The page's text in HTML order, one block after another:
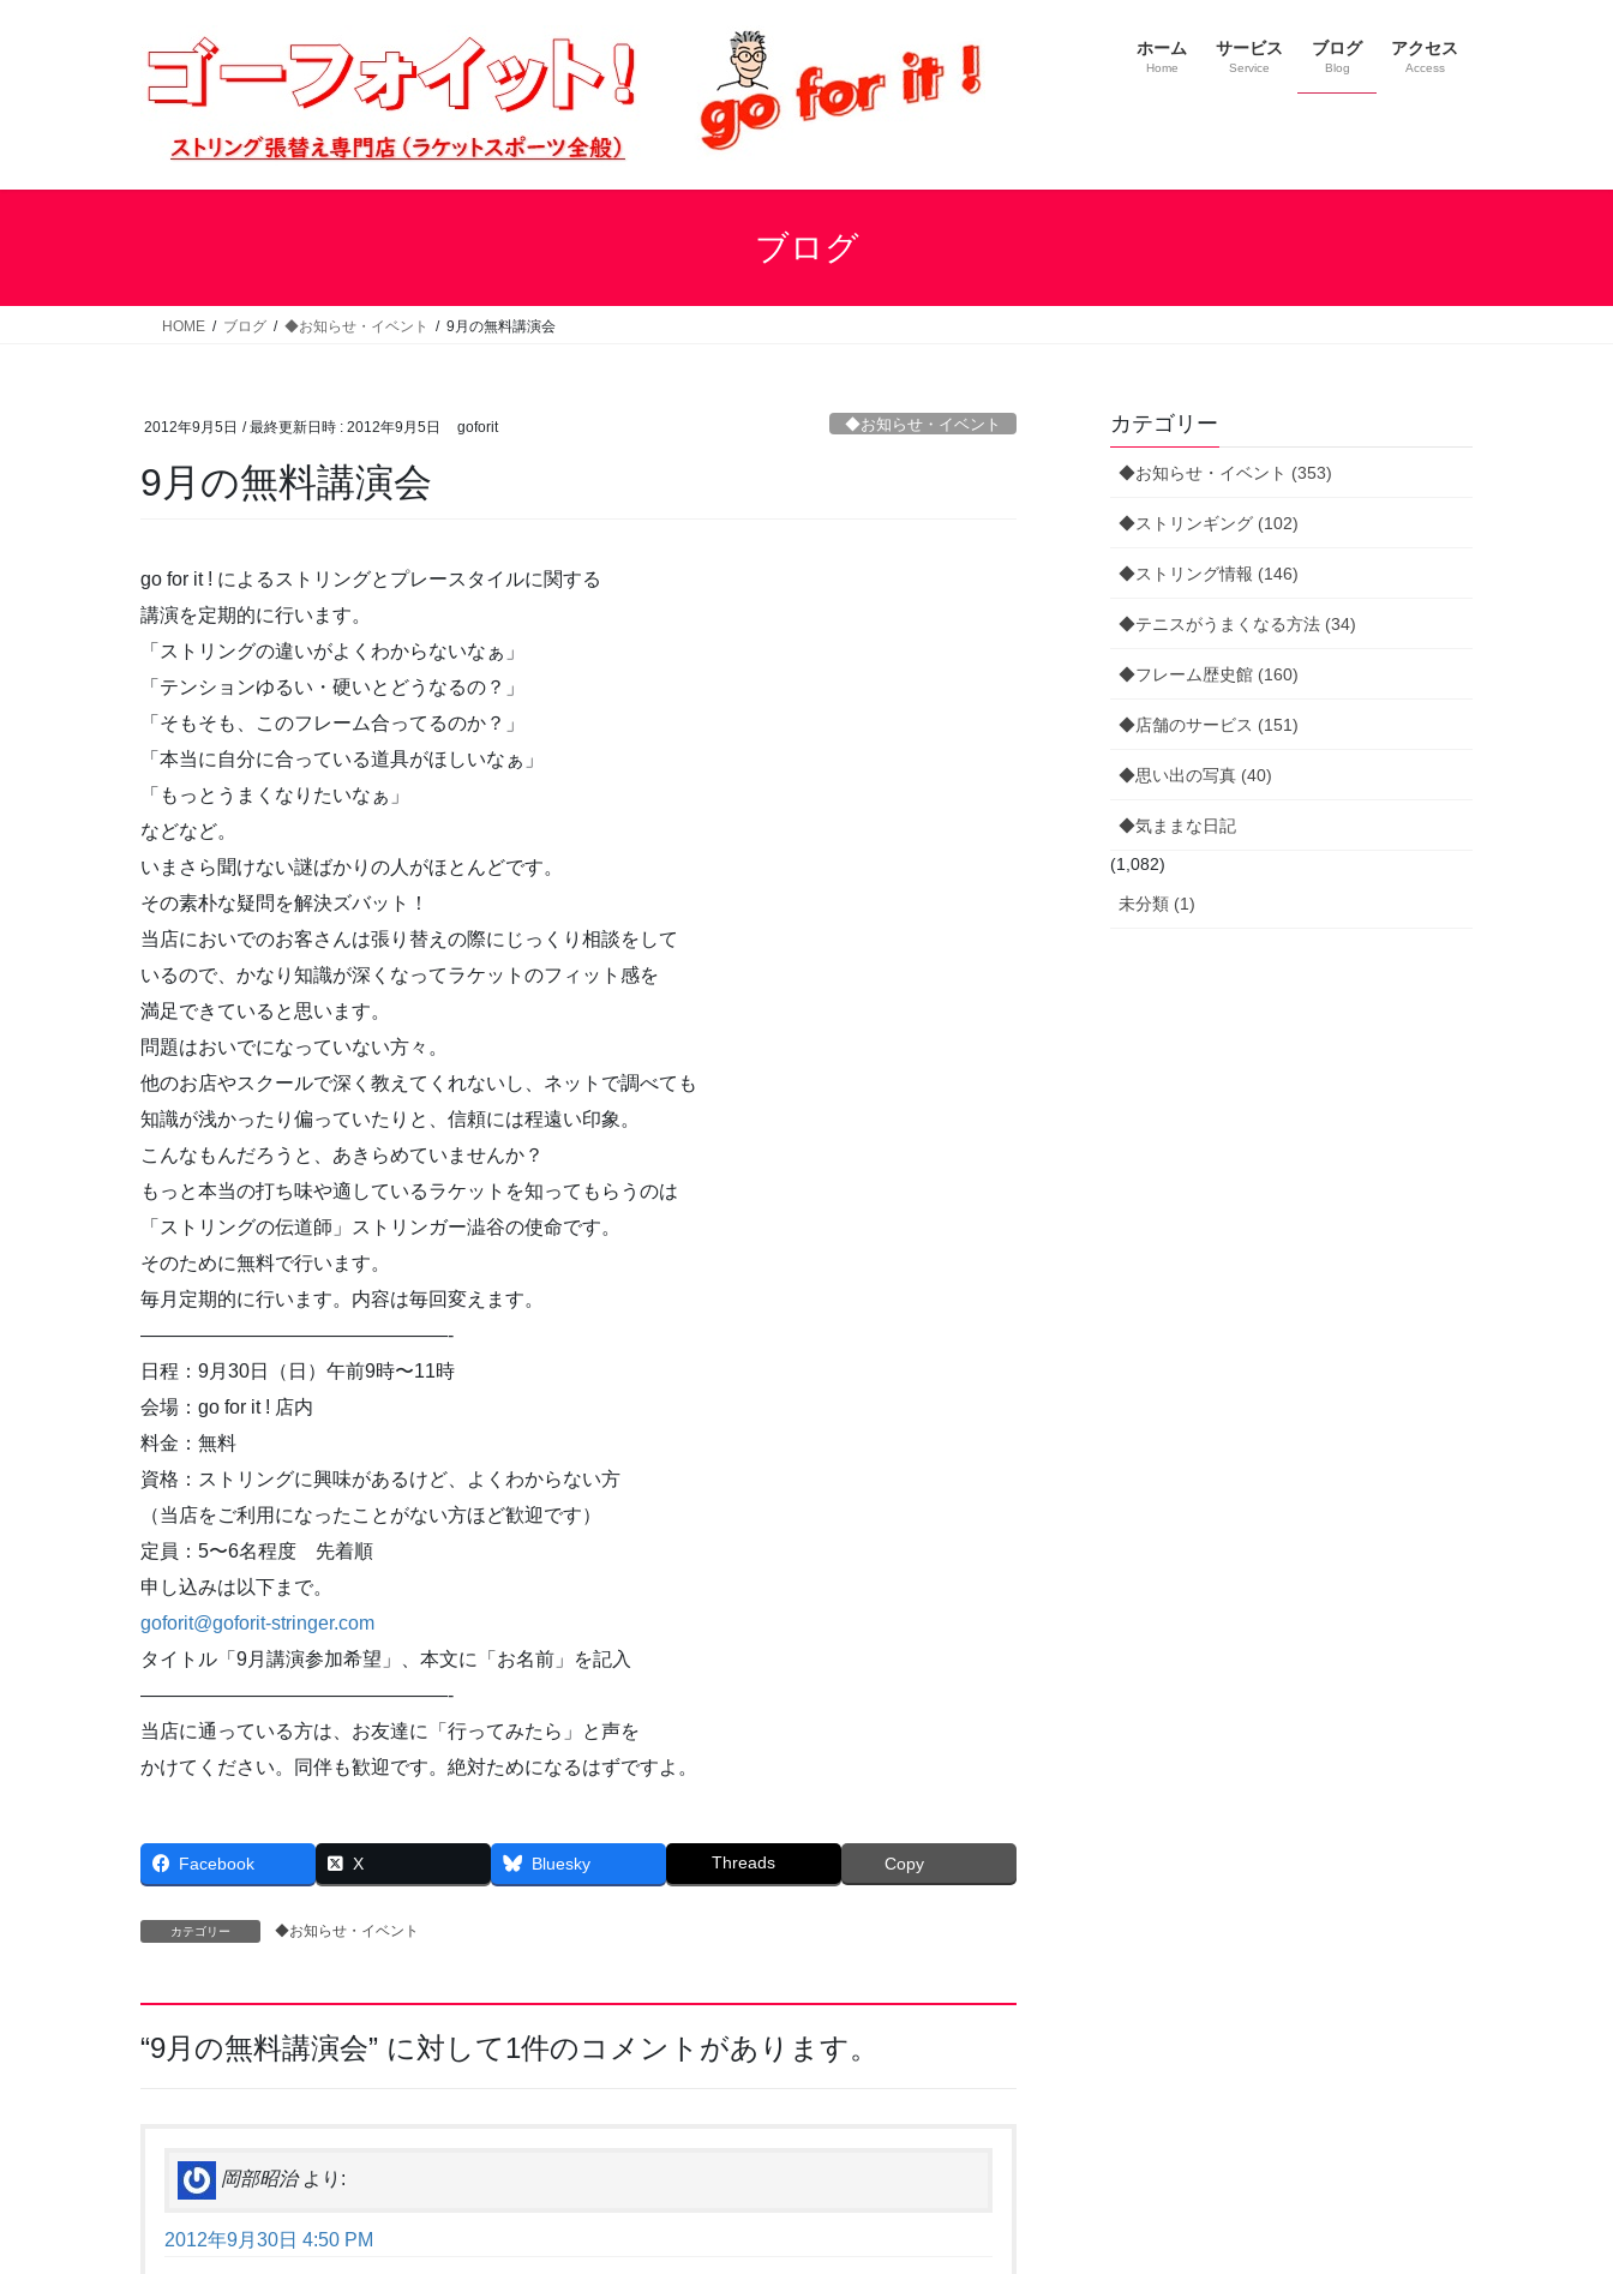
ス
ン
ホーム
Home
サービス
Service
ブログ
Blog
アクセス
Access
ブログ
HOME ブログ ◆お知らせ・イベント 9月の無料講演会
2012年9月5日 / 最終更新日時 : 2012年9月5日 goforit ◆お知らせ・イベント
9月の無料講演会
go for it ! によるストリングとプレースタイルに関する
講演を定期的に行います。
「ストリングの違いがよくわからないなぁ」
「テンションゆるい・硬いとどうなるの？」
「そもそも、このフレーム合ってるのか？」
「本当に自分に合っている道具がほしいなぁ」
「もっとうまくなりたいなぁ」
などなど。
いまさら聞けない謎ばかりの人がほとんどです。
その素朴な疑問を解決ズバット！
当店においでのお客さんは張り替えの際にじっくり相談をして
いるので、かなり知識が深くなってラケットのフィット感を
満足できていると思います。
問題はおいでになっていない方々。
他のお店やスクールで深く教えてくれないし、ネットで調べても
知識が浅かったり偏っていたりと、信頼には程遠い印象。
こんなもんだろうと、あきらめていませんか？
もっと本当の打ち味や適しているラケットを知ってもらうのは
「ストリングの伝道師」ストリンガー澁谷の使命です。
そのために無料で行います。
毎月定期的に行います。内容は毎回変えます。
————————————————-
日程：9月30日（日）午前9時〜11時
会場：go for it ! 店内
料金：無料
資格：ストリングに興味があるけど、よくわからない方
（当店をご利用になったことがない方ほど歓迎です）
定員：5〜6名程度 先着順
申し込みは以下まで。
goforit@goforit-stringer.com
タイトル「9月講演参加希望」、本文に「お名前」を記入
————————————————-
当店に通っている方は、お友達に「行ってみたら」と声を
かけてください。同伴も歓迎です。絶対ためになるはずですよ。
Facebook X Bluesky Threads Copy
カテゴリー ◆お知らせ・イベント
“9月の無料講演会” に対して1件のコメントがあります。
岡部昭治 より:
2012年9月30日 4:50 PM
カテゴリー
◆お知らせ・イベント (353)
◆ストリンギング (102)
◆ストリング情報 (146)
◆テニスがうまくなる方法 (34)
◆フレーム歴史館 (160)
◆店舗のサービス (151)
◆思い出の写真 (40)
◆気ままな日記
(1,082)
未分類 (1)